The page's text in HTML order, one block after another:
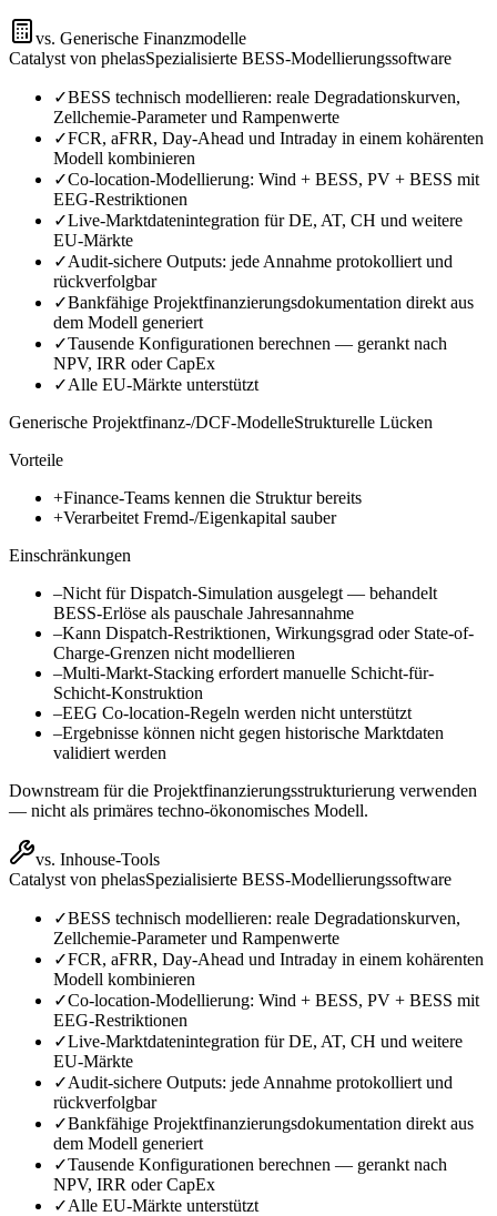
vs. Generische Finanzmodelle
Catalyst von phelasSpezialisierte BESS-Modellierungssoftware
✓BESS technisch modellieren: reale Degradationskurven,
Zellchemie-Parameter und Rampenwerte
✓FCR, aFRR, Day-Ahead und Intraday in einem kohärenten
Modell kombinieren
✓Co-location-Modellierung: Wind + BESS, PV + BESS mit
EEG-Restriktionen
✓Live-Marktdatenintegration für DE, AT, CH und weitere
EU-Märkte
✓Audit-sichere Outputs: jede Annahme protokolliert und
rückverfolgbar
✓Bankfähige Projektfinanzierungsdokumentation direkt aus
dem Modell generiert
✓Tausende Konfigurationen berechnen — gerankt nach
NPV, IRR oder CapEx
✓Alle EU-Märkte unterstützt
Generische Projektfinanz-/DCF-ModelleStrukturelle Lücken
Vorteile
+Finance-Teams kennen die Struktur bereits
+Verarbeitet Fremd-/Eigenkapital sauber
Einschränkungen
–Nicht für Dispatch-Simulation ausgelegt — behandelt
BESS-Erlöse als pauschale Jahresannahme
–Kann Dispatch-Restriktionen, Wirkungsgrad oder State-of-
Charge-Grenzen nicht modellieren
–Multi-Markt-Stacking erfordert manuelle Schicht-für-
Schicht-Konstruktion
–EEG Co-location-Regeln werden nicht unterstützt
–Ergebnisse können nicht gegen historische Marktdaten
validiert werden
Downstream für die Projektfinanzierungsstrukturierung verwenden
— nicht als primäres techno-ökonomisches Modell.
vs. Inhouse-Tools
Catalyst von phelasSpezialisierte BESS-Modellierungssoftware
✓BESS technisch modellieren: reale Degradationskurven,
Zellchemie-Parameter und Rampenwerte
✓FCR, aFRR, Day-Ahead und Intraday in einem kohärenten
Modell kombinieren
✓Co-location-Modellierung: Wind + BESS, PV + BESS mit
EEG-Restriktionen
✓Live-Marktdatenintegration für DE, AT, CH und weitere
EU-Märkte
✓Audit-sichere Outputs: jede Annahme protokolliert und
rückverfolgbar
✓Bankfähige Projektfinanzierungsdokumentation direkt aus
dem Modell generiert
✓Tausende Konfigurationen berechnen — gerankt nach
NPV, IRR oder CapEx
✓Alle EU-Märkte unterstützt